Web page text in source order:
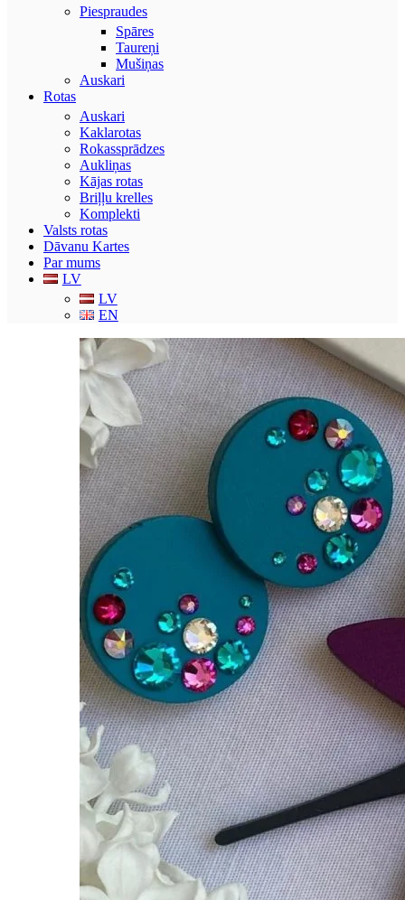
Piespraudes
Spāres
Taureņi
Mušiņas
Auskari
Rotas
Auskari
Kaklarotas
Rokassprādzes
Aukliņas
Kājas rotas
Briļļu krelles
Komplekti
Valsts rotas
Dāvanu Kartes
Par mums
LV
LV
EN